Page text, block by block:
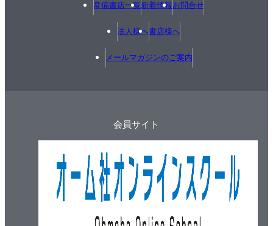
常備書店一覧新着情報お問合せ
法人様へ書店様へ
メールマガジンのご案内
会員サイト